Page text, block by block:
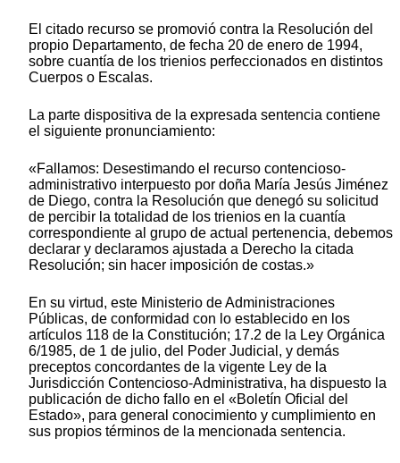
El citado recurso se promovió contra la Resolución del
propio Departamento, de fecha 20 de enero de 1994,
sobre cuantía de los trienios perfeccionados en distintos
Cuerpos o Escalas.
La parte dispositiva de la expresada sentencia contiene
el siguiente pronunciamiento:
«Fallamos: Desestimando el recurso contencioso-
administrativo interpuesto por doña María Jesús Jiménez
de Diego, contra la Resolución que denegó su solicitud
de percibir la totalidad de los trienios en la cuantía
correspondiente al grupo de actual pertenencia, debemos
declarar y declaramos ajustada a Derecho la citada
Resolución; sin hacer imposición de costas.»
En su virtud, este Ministerio de Administraciones
Públicas, de conformidad con lo establecido en los
artículos 118 de la Constitución; 17.2 de la Ley Orgánica
6/1985, de 1 de julio, del Poder Judicial, y demás
preceptos concordantes de la vigente Ley de la
Jurisdicción Contencioso-Administrativa, ha dispuesto la
publicación de dicho fallo en el «Boletín Oficial del
Estado», para general conocimiento y cumplimiento en
sus propios términos de la mencionada sentencia.